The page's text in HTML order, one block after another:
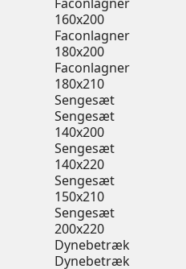
160x200
Faconlagner
180x200
Faconlagner
180x210
Sengesæt
Sengesæt
140x200
Sengesæt
140x220
Sengesæt
150x210
Sengesæt
200x220
Dynebetræk
Dynebetræk